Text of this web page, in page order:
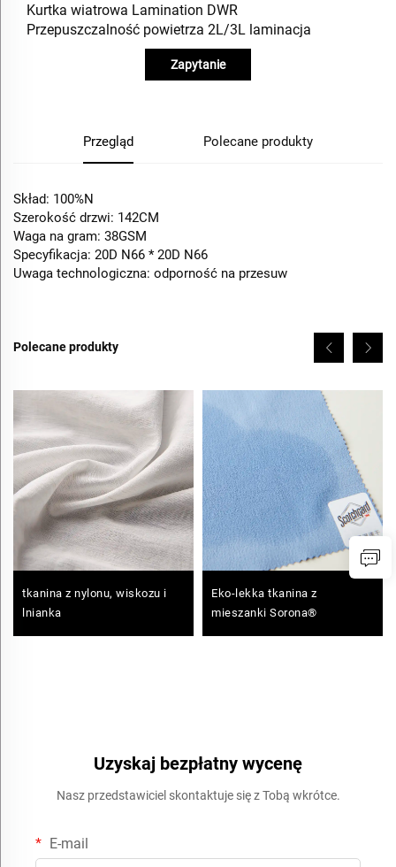
Kurtka wiatrowa Lamination DWR
Przepuszczalność powietrza 2L/3L laminacja
Zapytanie
Przegląd Polecane produkty
Skład: 100%N
Szerokość drzwi: 142CM
Waga na gram: 38GSM
Specyfikacja: 20D N66 * 20D N66
Uwaga technologiczna: odporność na przesuw
Polecane produkty
tkanina z nylonu, wiskozu i
lnianka
Eko-lekka tkanina z
mieszanki Sorona®
Uzyskaj bezpłatny wycenę
Nasz przedstawiciel skontaktuje się z Tobą wkrótce.
E-mail